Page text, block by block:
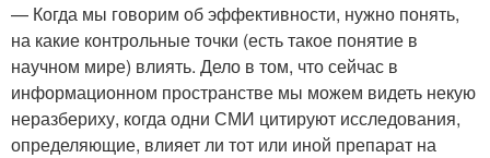
— Когда мы говорим об эффективности, нужно понять,
на какие контрольные точки (есть такое понятие в
научном мире) влиять. Дело в том, что сейчас в
информационном пространстве мы можем видеть некую
неразбериху, когда одни СМИ цитируют исследования,
определяющие, влияет ли тот или иной препарат на